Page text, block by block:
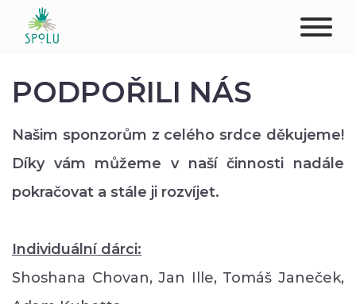
PODPOŘTE NÁS
PŮSOBIŠTĚ
PROFESIONÁLOVÉ
PODPOŘILI NÁS
Našim sponzorům z celého srdce děkujeme!
Díky vám můžeme v naší činnosti nadále
pokračovat a stále ji rozvíjet.
Individuální dárci:
Shoshana Chovan, Jan Ille, Tomáš Janeček,